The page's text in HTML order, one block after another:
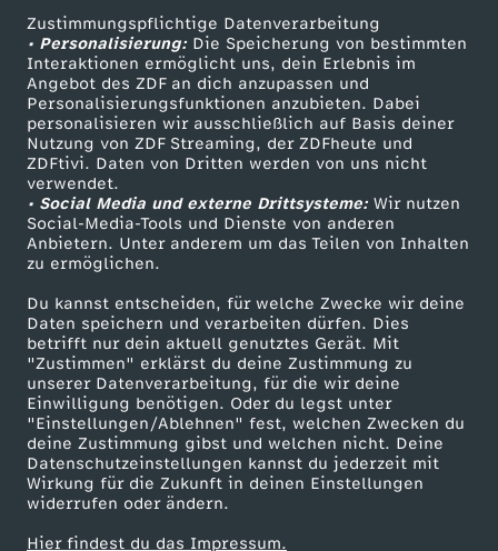
Zustimmungspflichtige Datenverarbeitung
• Personalisierung:Die Speicherung von bestimmten
Interaktionen ermöglicht uns, dein Erlebnis im
Angebot des ZDF an dich anzupassen und
Personalisierungsfunktionen anzubieten. Dabei
personalisieren wir ausschließlich auf Basis deiner
Nutzung von ZDF Streaming, der ZDFheute und
ZDFtivi. Daten von Dritten werden von uns nicht
verwendet.
• Social Media und externe Drittsysteme:Wir nutzen
Social-Media-Tools und Dienste von anderen
Anbietern. Unter anderem um das Teilen von Inhalten
zu ermöglichen.
Du kannst entscheiden, für welche Zwecke wir deine
Daten speichern und verarbeiten dürfen. Dies
betrifft nur dein aktuell genutztes Gerät. Mit
"Zustimmen" erklärst du deine Zustimmung zu
unserer Datenverarbeitung, für die wir deine
Einwilligung benötigen. Oder du legst unter
"Einstellungen/Ablehnen" fest, welchen Zwecken du
deine Zustimmung gibst und welchen nicht. Deine
Datenschutzeinstellungen kannst du jederzeit mit
Wirkung für die Zukunft in deinen Einstellungen
widerrufen oder ändern.
Hier findest du das Impressum.
t
t
a
g
s
m
a
g
a
z
Livestreams
Sendungen A-Z
TV-Programm
Zuschauerservice
Hilfe
ZDF Unternehmen
Karriere
ZDF goes Schule
Werbefernsehen
Mainzelmännchen